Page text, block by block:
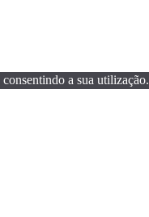
a sua utilização.